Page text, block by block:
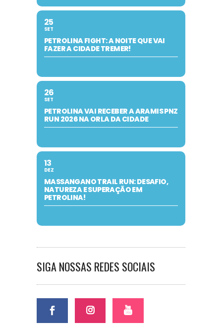
25
SET
PETROLINA FIGHT: A NOITE QUE VAI
FAZER A CIDADE TREMER!
26
SET
PETROLINA VAI RECEBER A ARAMIS PNZ
RUN 2026 NA ORLA DA CIDADE
13
DEZ
MASSANGANO TRAIL RUN: DESAFIO,
NATUREZA E SUPERAÇÃO EM
PETROLINA!
SIGA NOSSAS REDES SOCIAIS